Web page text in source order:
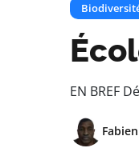
EN BREF